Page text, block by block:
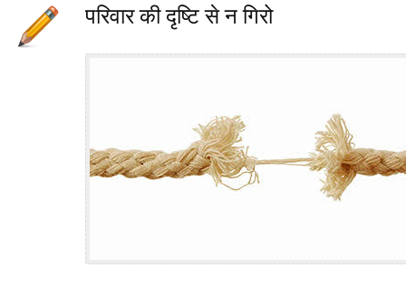
परिवार की दृष्टि से न गिरो